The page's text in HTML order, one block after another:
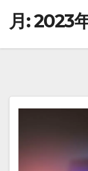
月:2023